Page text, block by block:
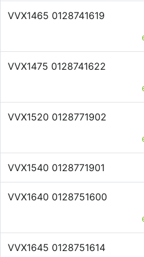
VVX1465 0128741619
VVX1475 0128741622
VVX1520 0128771902
VVX1540 0128771901
VVX1640 0128751600
VVX1645 0128751614